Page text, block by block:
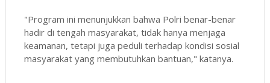
"Program ini menunjukkan bahwa Polri benar-benar
hadir di tengah masyarakat, tidak hanya menjaga
keamanan, tetapi juga peduli terhadap kondisi sosial
masyarakat yang membutuhkan bantuan," katanya.